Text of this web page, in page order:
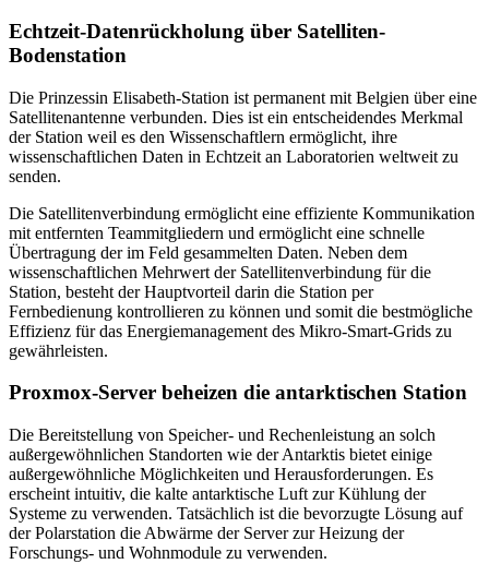
Echtzeit-Datenrückholung über Satelliten-
Bodenstation
Die Prinzessin Elisabeth-Station ist permanent mit Belgien über eine
Satellitenantenne verbunden. Dies ist ein entscheidendes Merkmal
der Station weil es den Wissenschaftlern ermöglicht, ihre
wissenschaftlichen Daten in Echtzeit an Laboratorien weltweit zu
senden.
Die Satellitenverbindung ermöglicht eine effiziente Kommunikation
mit entfernten Teammitgliedern und ermöglicht eine schnelle
Übertragung der im Feld gesammelten Daten. Neben dem
wissenschaftlichen Mehrwert der Satellitenverbindung für die
Station, besteht der Hauptvorteil darin die Station per
Fernbedienung kontrollieren zu können und somit die bestmögliche
Effizienz für das Energiemanagement des Mikro-Smart-Grids zu
gewährleisten.
Proxmox-Server beheizen die antarktischen Station
Die Bereitstellung von Speicher- und Rechenleistung an solch
außergewöhnlichen Standorten wie der Antarktis bietet einige
außergewöhnliche Möglichkeiten und Herausforderungen. Es
erscheint intuitiv, die kalte antarktische Luft zur Kühlung der
Systeme zu verwenden. Tatsächlich ist die bevorzugte Lösung auf
der Polarstation die Abwärme der Server zur Heizung der
Forschungs- und Wohnmodule zu verwenden.